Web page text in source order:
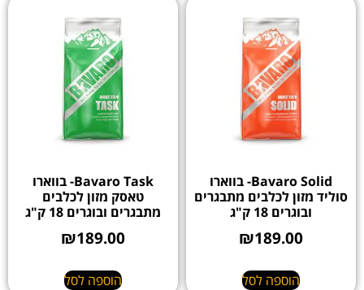
Bavaro Solid- בווארו
סוליד מזון לכלבים מתבגרים
ובוגרים 18 ק"ג
₪189.00
הוספה לסל
Bavaro Task- בווארו
טאסק מזון לכלבים
מתבגרים ובוגרים 18 ק"ג
₪189.00
הוספה לסל